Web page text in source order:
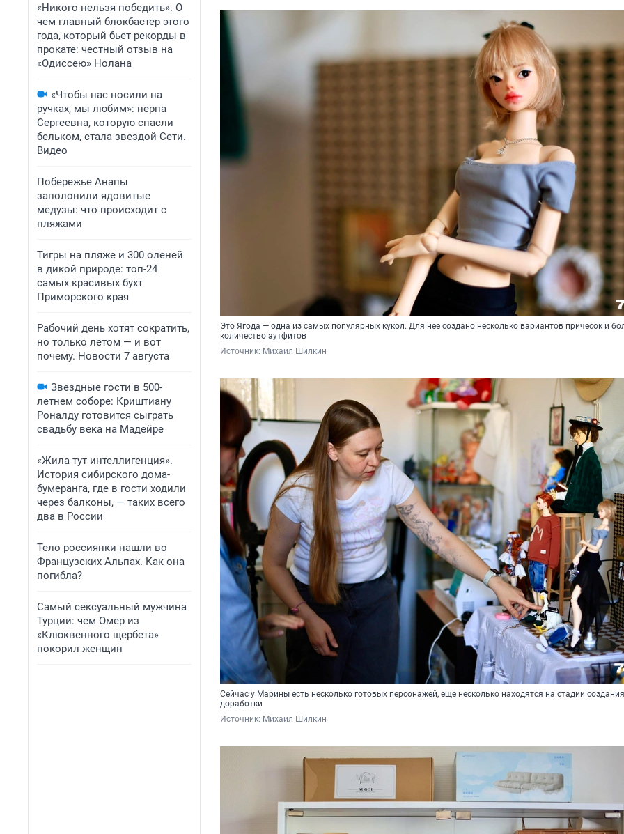
«Никого нельзя победить». О
чем главный блокбастер этого
года, который бьет рекорды в
прокате: честный отзыв на
«Одиссею» Нолана
«Чтобы нас носили на
ручках, мы любим»: нерпа
Сергеевна, которую спасли
бельком, стала звездой Сети.
Видео
Побережье Анапы
заполонили ядовитые
медузы: что происходит с
пляжами
Тигры на пляже и 300 оленей
в дикой природе: топ-24
самых красивых бухт
Приморского края
Рабочий день хотят сократить,
но только летом — и вот
почему. Новости 7 августа
Звездные гости в 500-
летнем соборе: Криштиану
Роналду готовится сыграть
свадьбу века на Мадейре
«Жила тут интеллигенция».
История сибирского дома-
бумеранга, где в гости ходили
через балконы, — таких всего
два в России
Тело россиянки нашли во
Французских Альпах. Как она
погибла?
Самый сексуальный мужчина
Турции: чем Омер из
«Клюквенного щербета»
покорил женщин
Это Ягода — одна из самых популярных кукол. Для нее создано несколько вариантов причесок и
количество аутфитов
Источник: Михаил Шилкин
Сейчас у Марины есть несколько готовых персонажей, еще несколько находятся на стадии
доработки
Источник: Михаил Шилкин